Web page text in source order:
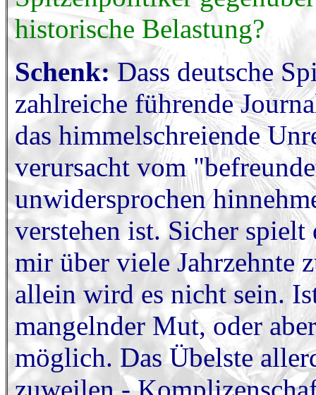
historische Belastung?
Schenk:Dass deutsche
zahlreiche führende
das himmelschreiende
verursacht vom
unwidersprochen
verstehen ist. Sicher spielt
mir über viele Jahrzehnte
allein wird es nicht sein.
mangelnder Mut, oder
möglich. Das Übelste